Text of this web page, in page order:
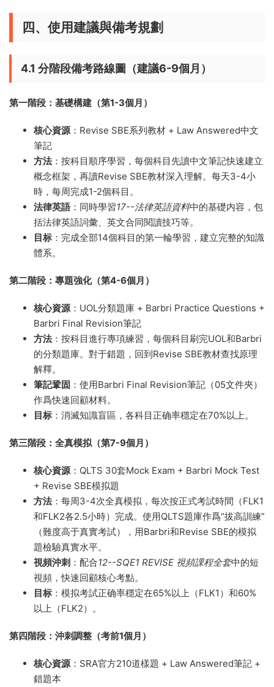
四、使用建議與備考規劃
4.1 分階段備考路線圖（建議6-9個月）
第一階段：基礎構建（第1-3個月）
核心資源 ：Revise SBE系列教材 + Law Answered中文
筆記
方法：按科目順序學習，每個科目先讀中文筆記快速建立
概念框架，再讀Revise SBE教材深入理解。每天3-4小
時，每周完成1-2個科目。
法律英語：同時學習17--法律英語資料中的基礎内容，包
括法律英語詞彙、英文合同閱讀技巧等。
目标 ：完成全部14個科目的第一輪學習，建立完整的知識
體系。
第二階段：專題強化（第4-6個月）
核心資源 ：UOL分類題庫 + Barbri Practice Questions +
Barbri Final Revision筆記
方法：按科目進行專項練習，每個科目刷完UOL和Barbri
的分類題庫。對于錯題，回到Revise SBE教材查找原理
解釋。
筆記鞏固 ：使用Barbri Final Revision筆記（05文件夾）
作爲快速回顧材料。
目标 ：消滅知識盲區，各科目正确率穩定在70%以上。
第三階段：全真模拟（第7-9個月）
核心資源 ：QLTS 30套Mock Exam + Barbri Mock Test
+ Revise SBE模拟題
方法：每周3-4次全真模拟，每次按正式考試時間（FLK1
和FLK2各2.5小時）完成。使用QLTS題庫作爲“拔高訓練”
（難度高于真實考試），用Barbri和Revise SBE的模拟
題檢驗真實水平。
視頻沖刺 ：配合12--SQE1 REVISE 視頻課程全套中的短
視頻，快速回顧核心考點。
目标 ：模拟考試正确率穩定在65%以上（FLK1）和60%
以上（FLK2）。
第四階段：沖刺調整（考前1個月）
核心資源 ：SRA官方210道樣題 + Law Answered筆記 +
錯題本